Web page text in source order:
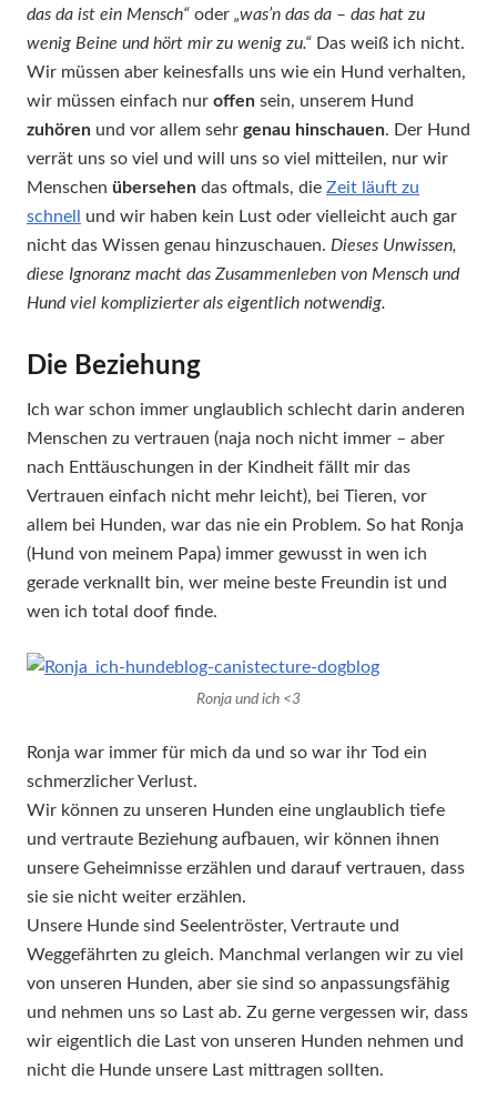
das da ist ein Mensch“ oder „was’n das da – das hat zu
wenig Beine und hört mir zu wenig zu.“ Das weiß ich nicht.
Wir müssen aber keinesfalls uns wie ein Hund verhalten,
wir müssen einfach nur offen sein, unserem Hund
zuhören und vor allem sehr genau hinschauen. Der Hund
verrät uns so viel und will uns so viel mitteilen, nur wir
Menschen übersehen das oftmals, die Zeit läuft zu
schnell
und wir haben kein Lust oder vielleicht auch gar
nicht das Wissen genau hinzuschauen. Dieses Unwissen,
diese Ignoranz macht das Zusammenleben von Mensch und
Hund viel komplizierter als eigentlich notwendig.
Die Beziehung
Ich war schon immer unglaublich schlecht darin anderen
Menschen zu vertrauen (naja noch nicht immer – aber
nach Enttäuschungen in der Kindheit fällt mir das
Vertrauen einfach nicht mehr leicht), bei Tieren, vor
allem bei Hunden, war das nie ein Problem. So hat Ronja
(Hund von meinem Papa) immer gewusst in wen ich
gerade verknallt bin, wer meine beste Freundin ist und
wen ich total doof finde.
Ronja und ich <3
Ronja war immer für mich da und so war ihr Tod ein
schmerzlicher Verlust.
Wir können zu unseren Hunden eine unglaublich tiefe
und vertraute Beziehung aufbauen, wir können ihnen
unsere Geheimnisse erzählen und darauf vertrauen, dass
sie sie nicht weiter erzählen.
Unsere Hunde sind Seelentröster, Vertraute und
Weggefährten zu gleich. Manchmal verlangen wir zu viel
von unseren Hunden, aber sie sind so anpassungsfähig
und nehmen uns so Last ab. Zu gerne vergessen wir, dass
wir eigentlich die Last von unseren Hunden nehmen und
nicht die Hunde unsere Last mittragen sollten.